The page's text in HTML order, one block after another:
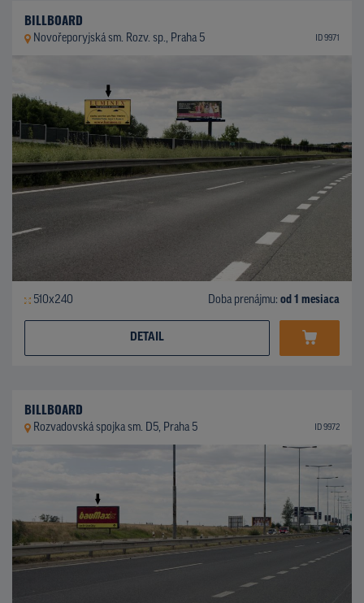
BILLBOARD
Novořeporyjská sm. Rozv. sp., Praha 5 ID 9971
510x240 Doba prenájmu: od 1 mesiaca
DETAIL
BILLBOARD
Rozvadovská spojka sm. D5, Praha 5 ID 9972